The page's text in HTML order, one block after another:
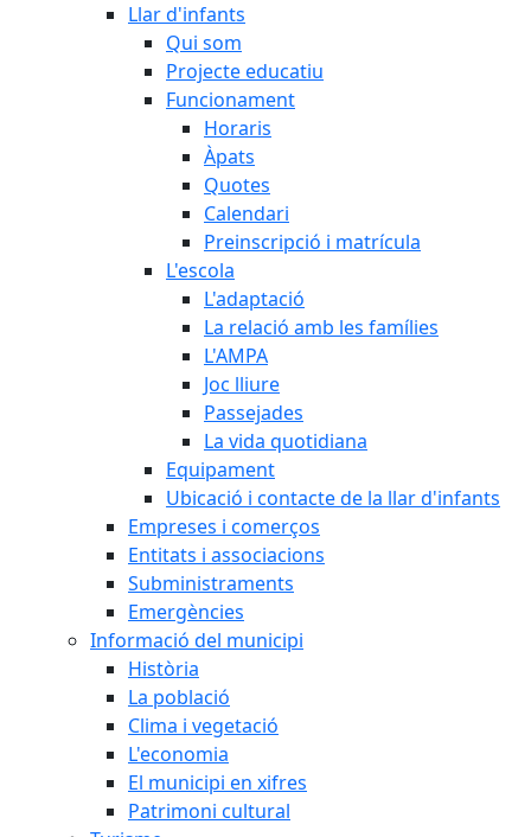
Llar d'infants
Qui som
Projecte educatiu
Funcionament
Horaris
Àpats
Quotes
Calendari
Preinscripció i matrícula
L'escola
L'adaptació
La relació amb les famílies
L'AMPA
Joc lliure
Passejades
La vida quotidiana
Equipament
Ubicació i contacte de la llar d'infants
Empreses i comerços
Entitats i associacions
Subministraments
Emergències
Informació del municipi
Història
La població
Clima i vegetació
L'economia
El municipi en xifres
Patrimoni cultural